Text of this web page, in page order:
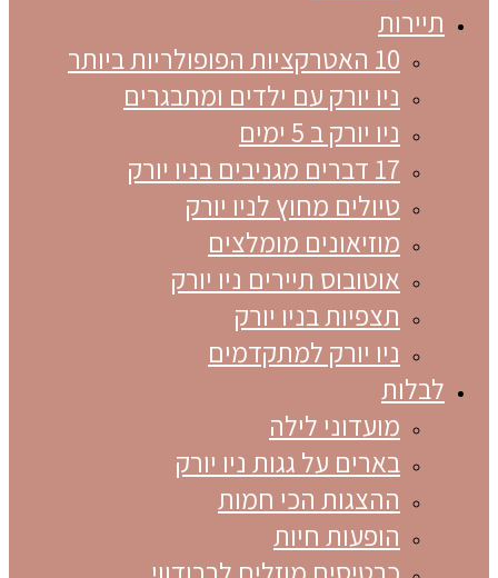
תיירות
10 האטרקציות הפופולריות ביותר
ניו יורק עם ילדים ומתבגרים
ניו יורק ב 5 ימים
17 דברים מגניבים בניו יורק
טיולים מחוץ לניו יורק
מוזיאונים מומלצים
אוטובוס תיירים ניו יורק
תצפיות בניו יורק
ניו יורק למתקדמים
לבלות
מועדוני לילה
בארים על גגות ניו יורק
ההצגות הכי חמות
הופעות חיות